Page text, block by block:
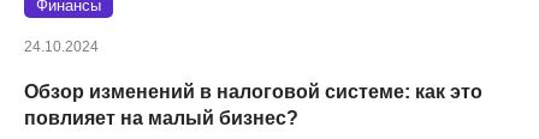
Финансы
24.10.2024
Обзор изменений в налоговой системе: как это
повлияет на малый бизнес?